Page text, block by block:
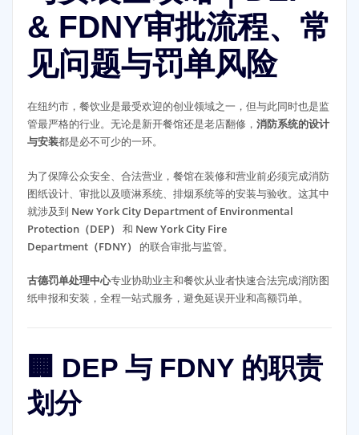
& FDNY审批流程、常
见问题与罚单风险
在纽约市，餐饮业是最受欢迎的创业领域之一，但与此同时也是监
管最严格的行业。无论是新开餐馆还是老店翻修， 消防系统的设计
与安装都是必不可少的一环。
为了保障公众安全、合法营业，餐馆在装修和营业前必须完成消防
图纸设计、审批以及喷淋系统、排烟系统等的安装与验收。这其中
就涉及到 New York City Department of Environmental
Protection（DEP）
和 New York City Fire
Department（FDNY）
的联合审批与监管。
古德罚单处理中心专业协助业主和餐饮从业者快速合法完成消防图
纸申报和安装，全程一站式服务，避免延误开业和高额罚单。
🏢 DEP 与 FDNY 的职责
划分